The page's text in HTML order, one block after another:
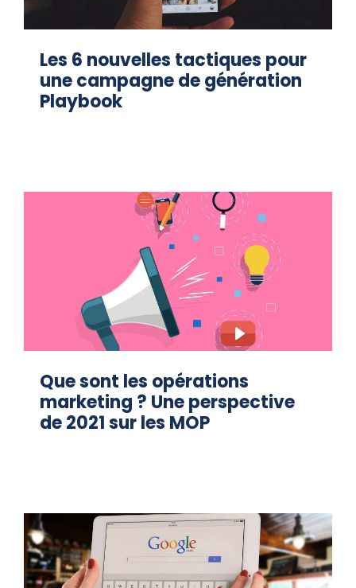
Les 6 nouvelles tactiques pour
une campagne de génération
Playbook
Que sont les opérations
marketing ? Une perspective
de 2021 sur les MOP